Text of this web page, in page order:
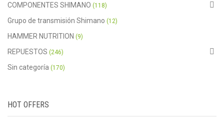
COMPONENTES SHIMANO (118)
Grupo de transmisión Shimano (12)
HAMMER NUTRITION (9)
REPUESTOS (246)
Sin categoría (170)
HOT OFFERS